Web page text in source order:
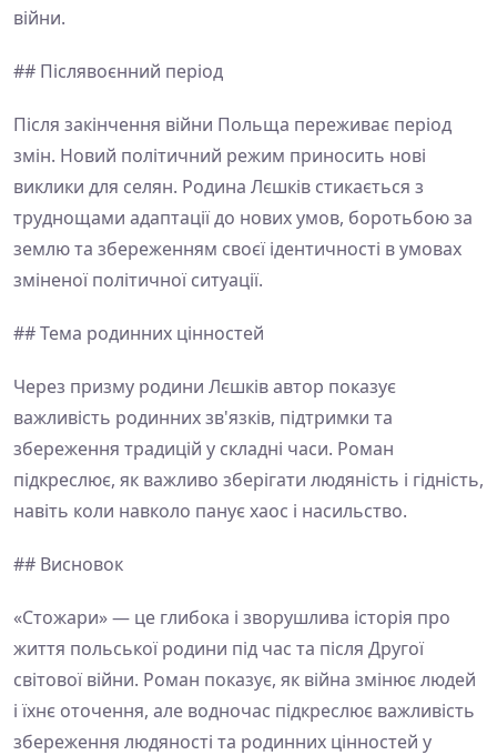
війни.
## Післявоєнний період
Після закінчення війни Польща переживає період
змін. Новий політичний режим приносить нові
виклики для селян. Родина Лєшків стикається з
труднощами адаптації до нових умов, боротьбою за
землю та збереженням своєї ідентичності в умовах
зміненої політичної ситуації.
## Тема родинних цінностей
Через призму родини Лєшків автор показує
важливість родинних зв'язків, підтримки та
збереження традицій у складні часи. Роман
підкреслює, як важливо зберігати людяність і гідність,
навіть коли навколо панує хаос і насильство.
## Висновок
«Стожари» — це глибока і зворушлива історія про
життя польської родини під час та після Другої
світової війни. Роман показує, як війна змінює людей
і їхнє оточення, але водночас підкреслює важливість
збереження людяності та родинних цінностей у